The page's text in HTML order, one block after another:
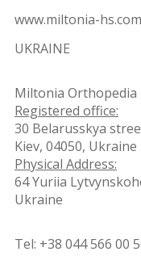
www.miltonia-hs.com
UKRAINE
Miltonia Orthopedia
Registered office:
30 Belarusskya
Kiev, 04050, Ukraine
Physical Address:
64 Yuriia
Ukraine
Tel: +38 044 566 00